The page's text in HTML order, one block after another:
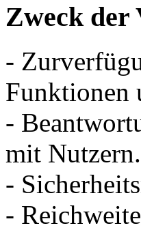
Zweck der
-
Funktionen
-
mit Nutzern.
-
-